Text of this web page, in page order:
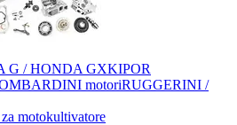
G / HONDA GXKIPOR
motoriRUGGERINI /
motokultivatore